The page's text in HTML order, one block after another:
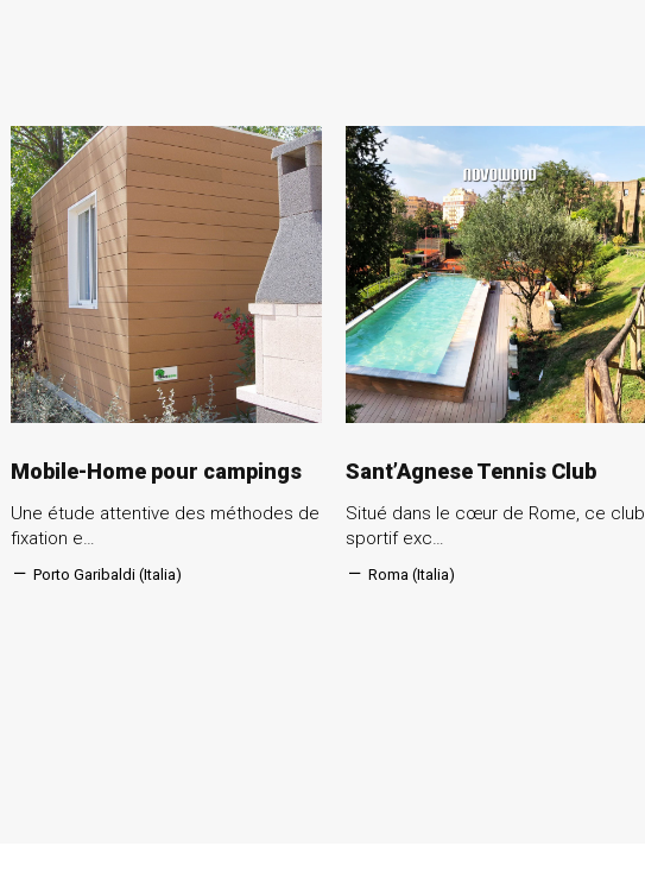
Mobile-Home pour campings
Une étude attentive des méthodes de
fixation e…
Porto Garibaldi (Italia)
Sant’Agnese Tennis Club
Situé dans le cœur de Rome, ce club
sportif exc…
Roma (Italia)